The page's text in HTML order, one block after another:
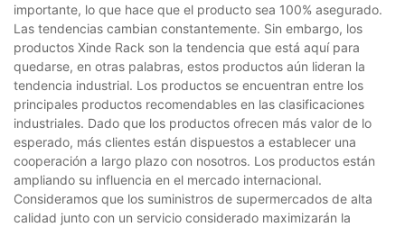
importante, lo que hace que el producto sea 100% asegurado.
Las tendencias cambian constantemente. Sin embargo, los
productos Xinde Rack son la tendencia que está aquí para
quedarse, en otras palabras, estos productos aún lideran la
tendencia industrial. Los productos se encuentran entre los
principales productos recomendables en las clasificaciones
industriales. Dado que los productos ofrecen más valor de lo
esperado, más clientes están dispuestos a establecer una
cooperación a largo plazo con nosotros. Los productos están
ampliando su influencia en el mercado internacional.
Consideramos que los suministros de supermercados de alta
calidad junto con un servicio considerado maximizarán la